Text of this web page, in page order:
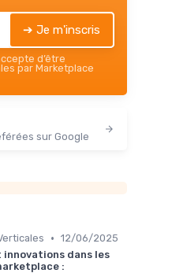
➔ Je m'inscris
d’être
par Marketplace
sur Google
• 12/06/2025
innovations dans les
: